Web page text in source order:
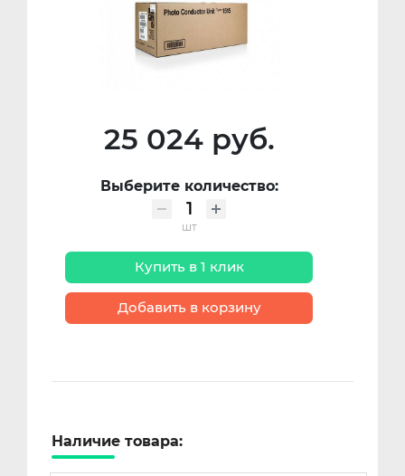
25 024 руб.
Выберите количество:
шт
Купить в 1 клик
Добавить в корзину
Наличие товара: